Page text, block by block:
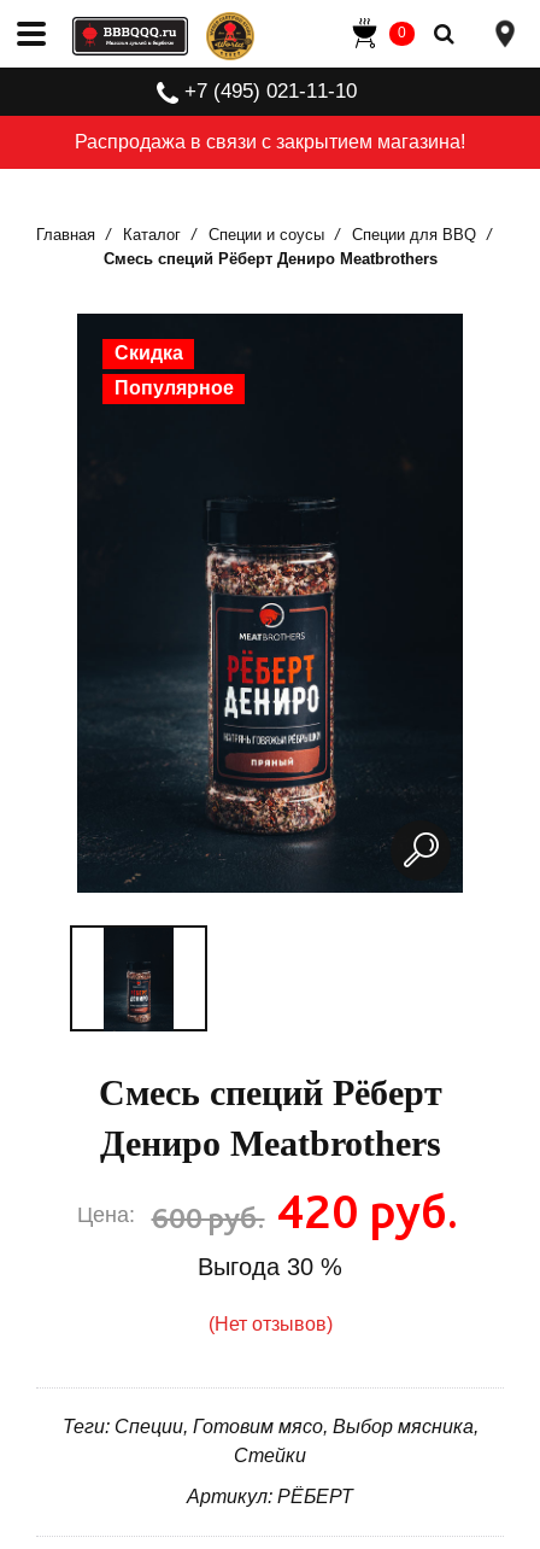
Распродажа в связи с закрытием магазина!
+7 (495) 021-11-10
0
Главная Каталог Специи и соусы
Специи для BBQ
Смесь специй Рёберт Дениро Meatbrothers
Скидка
Популярное
Смесь специй Рёберт
Дениро Meatbrothers
Цена: 600 руб. 420 руб.
Выгода 30 %
(Нет отзывов)
Теги: Специи, Готовим мясо, Выбор мясника,
Стейки
Артикул: РЁБЕРТ